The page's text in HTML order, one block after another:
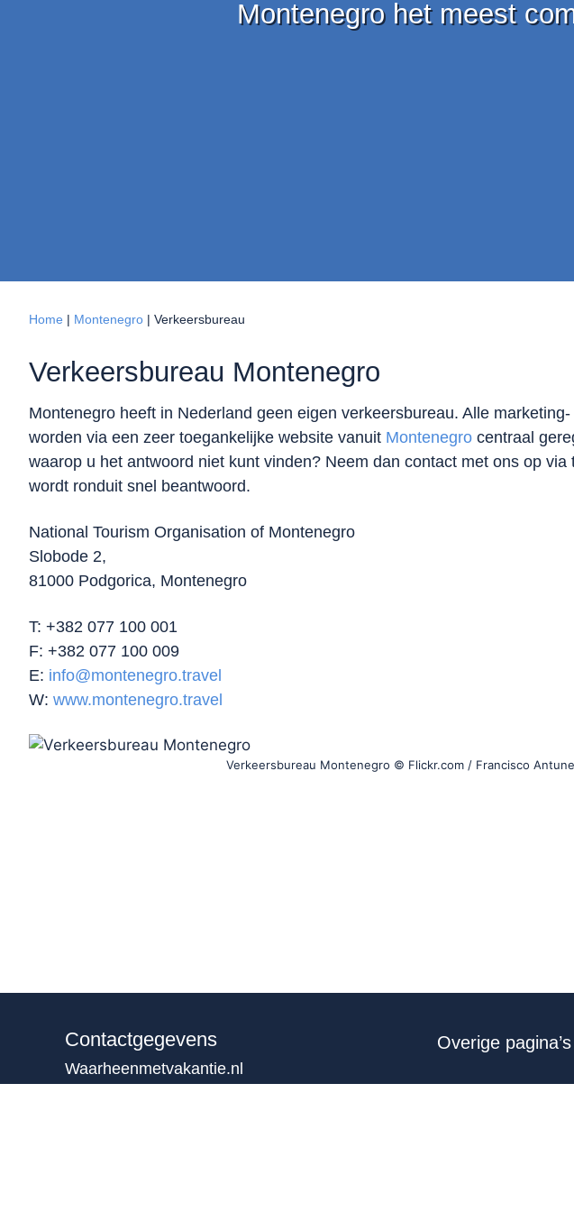
Montenegro het meest
Home | Montenegro | Verkeersbureau
Verkeersbureau Montenegro
Montenegro heeft in Nederland geen eigen verkeersbureau. Alle
worden via een zeer toegankelijke website vanuit Montenegro centraal
waarop u het antwoord niet kunt vinden? Neem dan contact met ons op via
wordt ronduit snel beantwoord.
National Tourism Organisation of Montenegro
Slobode 2,
81000 Podgorica, Montenegro
T: +382 077 100 001
F: +382 077 100 009
E: info@montenegro.travel
W: www.montenegro.travel
Verkeersbureau Montenegro © Flickr.com / Francisco
Contactgegevens
Waarheenmetvakantie.nl
Overige pagina’s